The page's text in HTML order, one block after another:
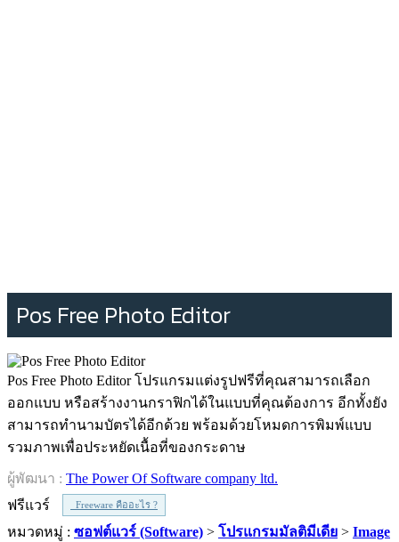
Pos Free Photo Editor
Pos Free Photo Editor โปรแกรมแต่งรูปฟรีที่คุณสามารถเลือก
ออกแบบ หรือสร้างงานกราฟิกได้ในแบบที่คุณต้องการ อีกทั้งยัง
สามารถทำนามบัตรได้อีกด้วย พร้อมด้วยโหมดการพิมพ์แบบ
รวมภาพเพื่อประหยัดเนื้อที่ของกระดาษ
ผู้พัฒนา : The Power Of Software company ltd.
ฟรีแวร์
Freeware คืออะไร ?
หมวดหมู่ : ซอฟต์แวร์ (Software) > โปรแกรมมัลติมีเดีย > Image